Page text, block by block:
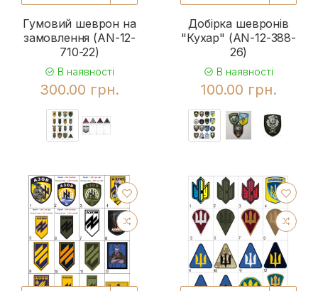
Гумовий шеврон на
замовлення (AN-12-
710-22)
В наявності
300.00 грн.
Добірка шевронів
"Кухар" (AN-12-388-
26)
В наявності
100.00 грн.